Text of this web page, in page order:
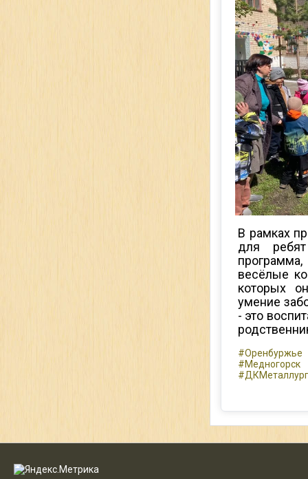
В рамках
для
весёлые
которых
умение
- это
#Оренбуржье
#Медногорск